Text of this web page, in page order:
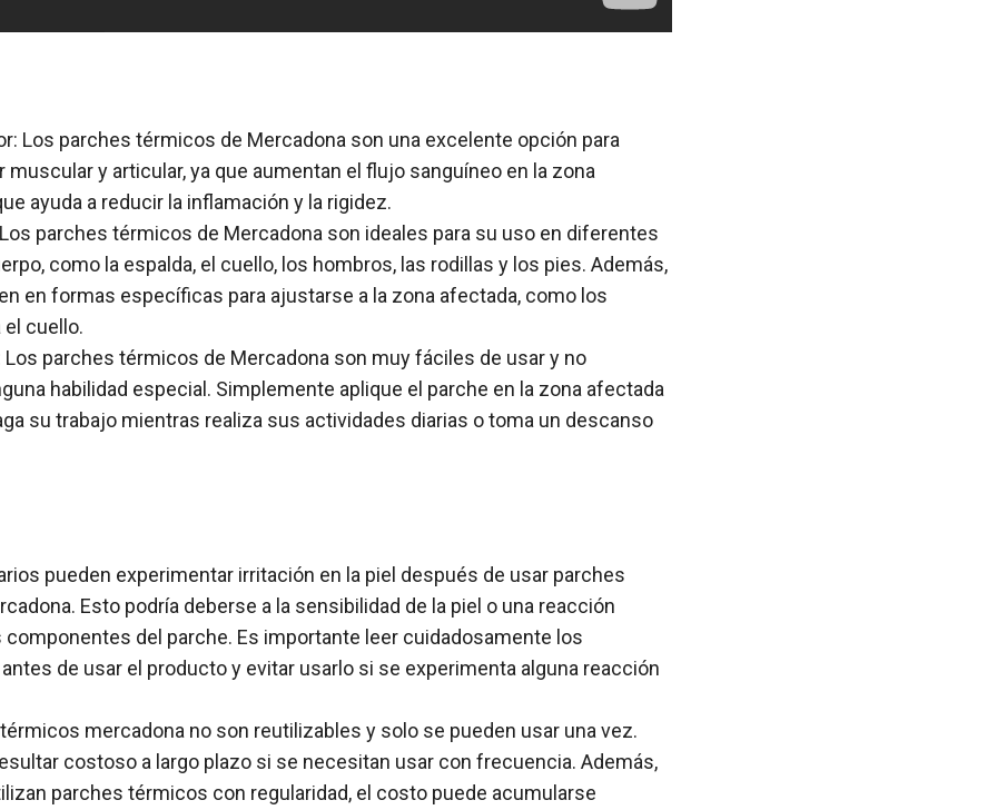
Los parches térmicos de Mercadona son una excelente opción para
muscular y articular, ya que aumentan el flujo sanguíneo en la zona
ayuda a reducir la inflamación y la rigidez.
parches térmicos de Mercadona son ideales para su uso en diferentes
como la espalda, el cuello, los hombros, las rodillas y los pies. Además,
en formas específicas para ajustarse a la zona afectada, como los
el cuello.
Los parches térmicos de Mercadona son muy fáciles de usar y no
habilidad especial. Simplemente aplique el parche en la zona afectada
su trabajo mientras realiza sus actividades diarias o toma un descanso
pueden experimentar irritación en la piel después de usar parches
Esto podría deberse a la sensibilidad de la piel o una reacción
componentes del parche. Es importante leer cuidadosamente los
de usar el producto y evitar usarlo si se experimenta alguna reacción
mercadona no son reutilizables y solo se pueden usar una vez.
costoso a largo plazo si se necesitan usar con frecuencia. Además,
parches térmicos con regularidad, el costo puede acumularse